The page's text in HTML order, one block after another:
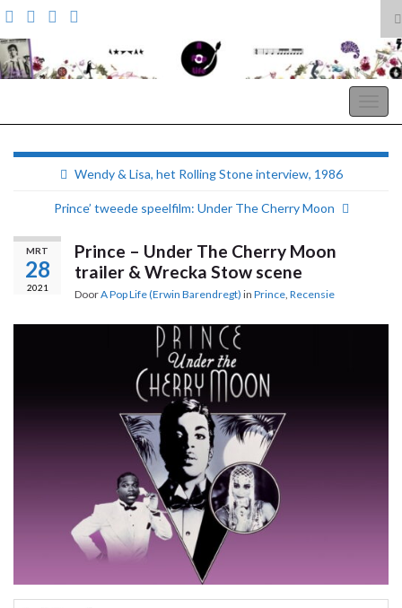
Search for:
Wendy & Lisa, het Rolling Stone interview, 1986
Prince’ tweede speelfilm: Under The Cherry Moon
MRT
28
2021
Prince – Under The Cherry Moon
trailer & Wrecka Stow scene
DoorA Pop Life (Erwin Barendregt) in Prince, Recensie